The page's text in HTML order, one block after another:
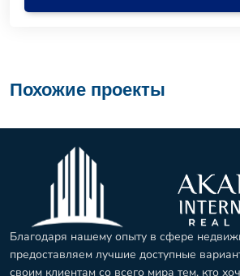
Похожие проекты
Благодаря нашему опыту в сфере
предоставляем лучшие доступные
своим клиентам со всего мира тем, кто